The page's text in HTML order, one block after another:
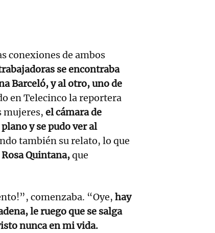
conexiones de ambos
se encontraba
Barceló, y al otro, uno de
en Telecinco la reportera
mujeres, el cámara de
y se pudo ver al
también su relato, lo que
Quintana,que
comenzaba. “Oye, hay
le ruego que se salga
nunca en mi vida.